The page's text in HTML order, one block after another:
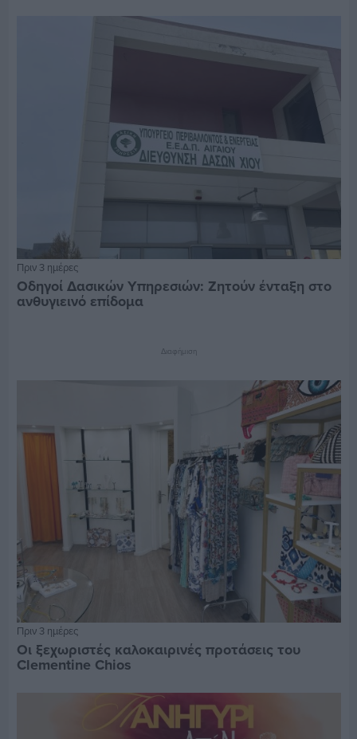
Πριν 3 ημέρες
Οδηγοί Δασικών Υπηρεσιών: Ζητούν ένταξη στο
ανθυγιεινό επίδομα
Διαφήμιση
Πριν 3 ημέρες
Οι ξεχωριστές καλοκαιρινές προτάσεις του
Clementine Chios